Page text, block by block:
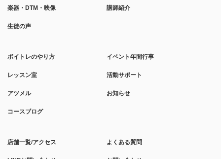
楽器・DTM・映像 講師紹介
生徒の声
ボイトレのやり方 イベント年間行事
レッスン室 活動サポート
アツメル お知らせ
コースブログ
店舗一覧/アクセス よくある質問